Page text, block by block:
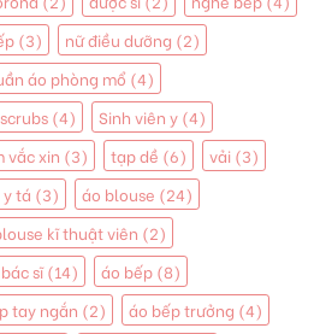
(3) nữ điều dưỡng (2)
áo phòng mổ (4)
scrubs (4) Sinh viên y (4)
vắc xin (3) tạp dề (6) vải (3)
y tá (3) áo blouse (24)
kĩ thuật viên (2)
sĩ(14) áo bếp (8)
tay ngắn (2) áo bếp trưởng (4)